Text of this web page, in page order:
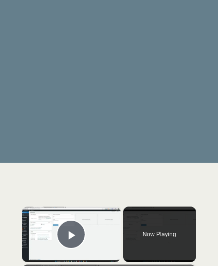
×
Play Video
Now Playing